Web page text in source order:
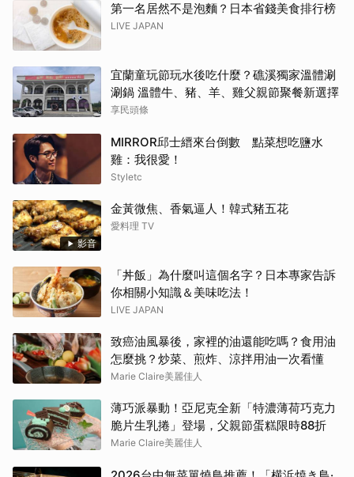
第一名居然不是泡麵？日本省錢美食排行榜
LIVE JAPAN
宜蘭童玩節玩水後吃什麼？礁溪獨家溫體涮
涮鍋 溫體牛、豬、羊、雞父親節聚餐新選擇
享民頭條
MIRROR邱士縉來台倒數 點菜想吃鹽水
雞：我很愛！
Styletc
影音
金黃微焦、香氣逼人！韓式豬五花
愛料理 TV
「丼飯」為什麼叫這個名字？日本專家告訴
你相關小知識＆美味吃法！
LIVE JAPAN
致癌油風暴後，家裡的油還能吃嗎？食用油
怎麼挑？炒菜、煎炸、涼拌用油一次看懂
Marie Claire美麗佳人
薄巧派暴動！亞尼克全新「特濃薄荷巧克力
脆片生乳捲」登場，父親節蛋糕限時88折
Marie Claire美麗佳人